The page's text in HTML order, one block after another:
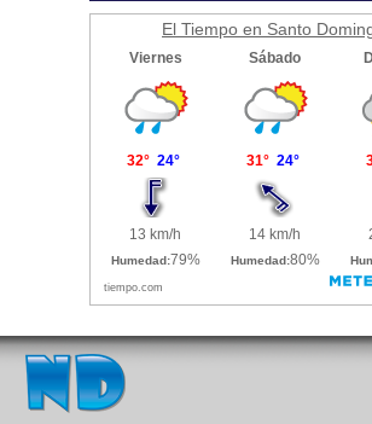
El Tiempo en Santo